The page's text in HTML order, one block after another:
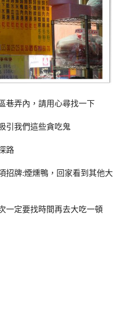
巷弄內，請用心尋找一下
引我們這些貪吃鬼
路
招牌:煙燻鴨，回家看到其他大
一定要找時間再去大吃一頓